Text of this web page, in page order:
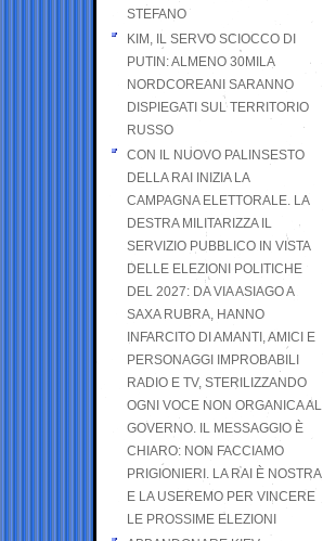
STEFANO
KIM, IL SERVO SCIOCCO DI
PUTIN: ALMENO 30MILA
NORDCOREANI SARANNO
DISPIEGATI SUL TERRITORIO
RUSSO
CON IL NUOVO PALINSESTO
DELLA RAI INIZIA LA
CAMPAGNA ELETTORALE. LA
DESTRA MILITARIZZA IL
SERVIZIO PUBBLICO IN VISTA
DELLE ELEZIONI POLITICHE
DEL 2027: DA VIA ASIAGO A
SAXA RUBRA, HANNO
INFARCITO DI AMANTI, AMICI E
PERSONAGGI IMPROBABILI
RADIO E TV, STERILIZZANDO
OGNI VOCE NON ORGANICA AL
GOVERNO. IL MESSAGGIO È
CHIARO: NON FACCIAMO
PRIGIONIERI. LA RAI È NOSTRA
E LA USEREMO PER VINCERE
LE PROSSIME ELEZIONI